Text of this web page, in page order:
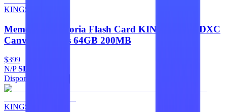
KINGSTON
Memorias Memoria Flash Card KINGSTON SDXC
Canvas Go Plus 64GB 200MB
$399
N/PSDG4/64GB
Disponible
KINGSTON